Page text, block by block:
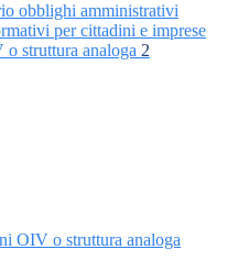
obblighi amministrativi
per cittadini e imprese
struttura analoga 2
OIV o struttura analoga